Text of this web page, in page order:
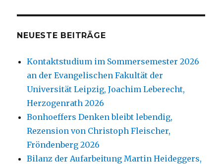
NEUESTE BEITRÄGE
Kontaktstudium im Sommersemester 2026
an der Evangelischen Fakultät der
Universität Leipzig, Joachim Leberecht,
Herzogenrath 2026
Bonhoeffers Denken bleibt lebendig,
Rezension von Christoph Fleischer,
Fröndenberg 2026
Bilanz der Aufarbeitung Martin Heideggers,